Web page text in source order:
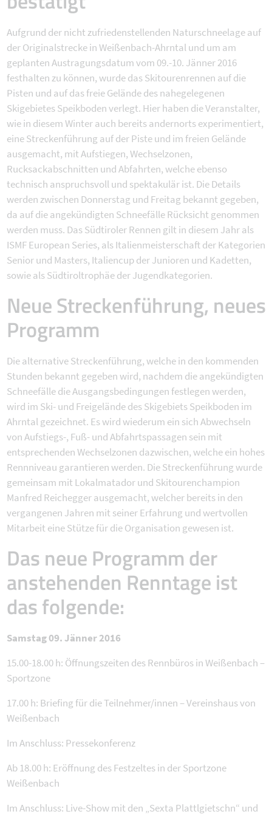
Aufgrund der nicht zufriedenstellenden Naturschneelage auf
der Originalstrecke in Weißenbach-Ahrntal und um am
geplanten Austragungsdatum vom 09.-10. Jänner 2016
festhalten zu können, wurde das Skitourenrennen auf die
Pisten und auf das freie Gelände des nahegelegenen
Skigebietes Speikboden verlegt. Hier haben die Veranstalter,
wie in diesem Winter auch bereits andernorts experimentiert,
eine Streckenführung auf der Piste und im freien Gelände
ausgemacht, mit Aufstiegen, Wechselzonen,
Rucksackabschnitten und Abfahrten, welche ebenso
technisch anspruchsvoll und spektakulär ist. Die Details
werden zwischen Donnerstag und Freitag bekannt gegeben,
da auf die angekündigten Schneefälle Rücksicht genommen
werden muss. Das Südtiroler Rennen gilt in diesem Jahr als
ISMF European Series, als Italienmeisterschaft der Kategorien
Senior und Masters, Italiencup der Junioren und Kadetten,
sowie als Südtiroltrophäe der Jugendkategorien.
Neue Streckenführung, neues
Programm
Die alternative Streckenführung, welche in den kommenden
Stunden bekannt gegeben wird, nachdem die angekündigten
Schneefälle die Ausgangsbedingungen festlegen werden,
wird im Ski- und Freigelände des Skigebiets Speikboden im
Ahrntal gezeichnet. Es wird wiederum ein sich Abwechseln
von Aufstiegs-, Fuß- und Abfahrtspassagen sein mit
entsprechenden Wechselzonen dazwischen, welche ein hohes
Rennniveau garantieren werden. Die Streckenführung wurde
gemeinsam mit Lokalmatador und Skitourenchampion
Manfred Reichegger ausgemacht, welcher bereits in den
vergangenen Jahren mit seiner Erfahrung und wertvollen
Mitarbeit eine Stütze für die Organisation gewesen ist.
Das neue Programm der
anstehenden Renntage ist
das folgende:
Samstag 09. Jänner 2016
15.00-18.00 h: Öffnungszeiten des Rennbüros in Weißenbach –
Sportzone
17.00 h: Briefing für die Teilnehmer/innen – Vereinshaus von
Weißenbach
Im Anschluss: Pressekonferenz
Ab 18.00 h: Eröffnung des Festzeltes in der Sportzone
Weißenbach
Im Anschluss: Live-Show mit den „Sexta Plattlgietschn“ und